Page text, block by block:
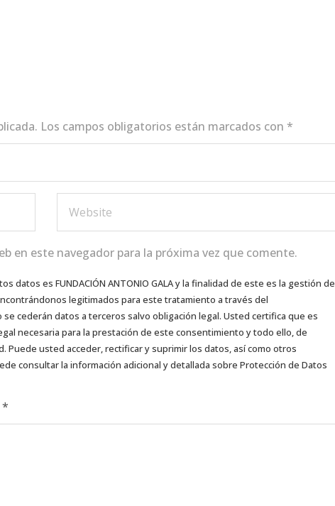
Los campos obligatorios están marcados con *
en este navegador para la próxima vez que comente.
es FUNDACIÓN ANTONIO GALA y la finalidad de este es la gestión de
legitimados para este tratamiento a través del
cederán datos a terceros salvo obligación legal. Usted certifica que es
necesaria para la prestación de este consentimiento y todo ello, de
Puede usted acceder, rectificar y suprimir los datos, así como otros
consultar la información adicional y detallada sobre Protección de Datos
*